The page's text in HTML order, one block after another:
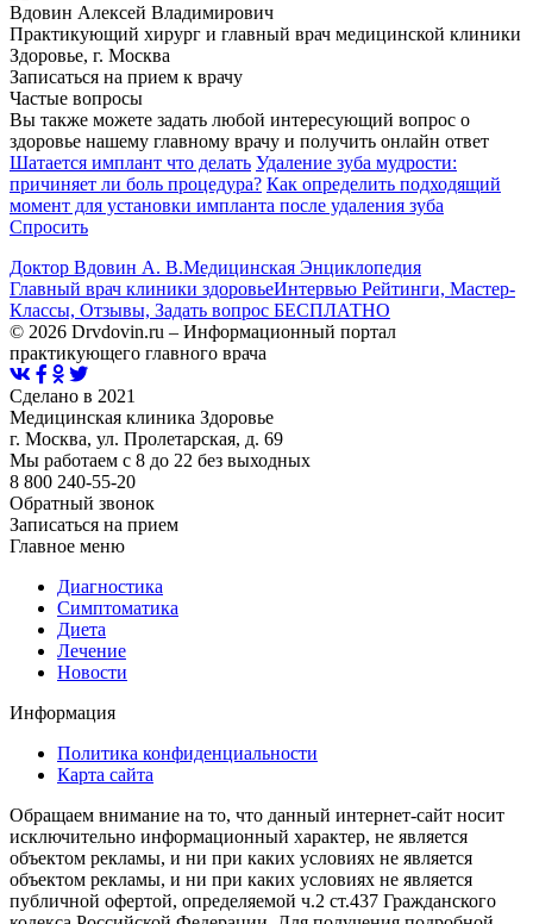
Вдовин Алексей Владимирович
Практикующий хирург и главный врач медицинской клиники
Здоровье, г. Москва
Записаться на прием к врачу
Частые вопросы
Вы также можете задать любой интересующий вопрос о
здоровье нашему главному врачу и получить онлайн ответ
Шатается имплант что делать Удаление зуба мудрости:
причиняет ли боль процедура? Как определить подходящий
момент для установки импланта после удаления зуба
Спросить
Доктор Вдовин А. В.Медицинская Энциклопедия
Главный врач клиники здоровьеИнтервью Рейтинги, Мастер-
Классы, Отзывы, Задать вопрос БЕСПЛАТНО
© 2026 Drvdovin.ru – Информационный портал
практикующего главного врача
Сделано в 2021
Медицинская клиника Здоровье
г. Москва, ул. Пролетарская, д. 69
Мы работаем с 8 до 22 без выходных
8 800 240-55-20
Обратный звонок
Записаться на прием
Главное меню
Диагностика
Cимптоматика
Диета
Лечение
Новости
Информация
Политика конфиденциальности
Карта сайта
Обращаем внимание на то, что данный интернет-сайт носит
исключительно информационный характер, не является
объектом рекламы, и ни при каких условиях не является
объектом рекламы, и ни при каких условиях не является
публичной офертой, определяемой ч.2 ст.437 Гражданского